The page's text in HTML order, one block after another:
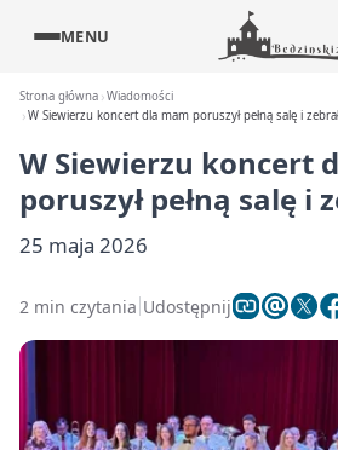
MENU
Strona główna Wiadomości
W Siewierzu koncert dla mam poruszył pełną salę i
W Siewierzu koncert
poruszył pełną salę i
25 maja 2026
2 min czytania Udostępnij